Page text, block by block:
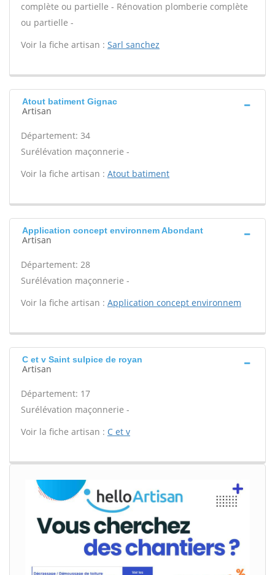
complète ou partielle - Rénovation plomberie complète
ou partielle -
Voir la fiche artisan : Sarl sanchez
Atout batiment Gignac
Artisan
Département: 34
Surélévation maçonnerie -
Voir la fiche artisan : Atout batiment
Application concept environnem Abondant
Artisan
Département: 28
Surélévation maçonnerie -
Voir la fiche artisan : Application concept environnem
C et v Saint sulpice de royan
Artisan
Département: 17
Surélévation maçonnerie -
Voir la fiche artisan : C et v